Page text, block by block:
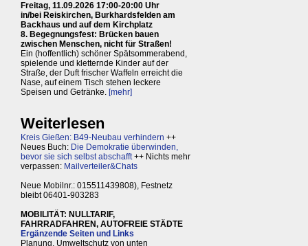
Freitag, 11.09.2026 17:00-20:00 Uhr
in/bei Reiskirchen, Burkhardsfelden am
Backhaus und auf dem Kirchplatz
8. Begegnungsfest: Brücken bauen
zwischen Menschen, nicht für Straßen!
Ein (hoffentlich) schöner Spätsommerabend,
spielende und kletternde Kinder auf der
Straße, der Duft frischer Waffeln erreicht die
Nase, auf einem Tisch stehen leckere
Speisen und Getränke. [mehr]
Weiterlesen
Kreis Gießen: B49-Neubau verhindern ++
Neues Buch: Die Demokratie überwinden,
bevor sie sich selbst abschafft++ Nichts mehr
verpassen: Mailverteiler&Chats
Neue Mobilnr.: 015511439808), Festnetz
bleibt 06401-903283
MOBILITÄT: NULLTARIF,
FAHRRADFAHREN, AUTOFREIE STÄDTE
Ergänzende Seiten und Links
Planung, Umweltschutz von unten